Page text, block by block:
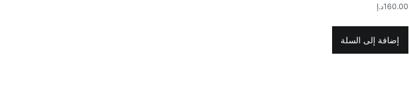
160.00د.إ
إضافة إلى السلة